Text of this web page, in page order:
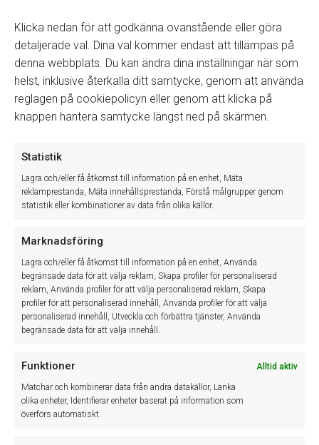
Klicka nedan för att godkänna ovanstående eller göra
detaljerade val. Dina val kommer endast att tillämpas på
denna webbplats. Du kan ändra dina inställningar när som
helst, inklusive återkalla ditt samtycke, genom att använda
reglagen på cookiepolicyn eller genom att klicka på
knappen hantera samtycke längst ned på skärmen.
Statistik
Lagra och/eller få åtkomst till information på en enhet, Mäta
reklamprestanda, Mäta innehållsprestanda, Förstå målgrupper genom
statistik eller kombinationer av data från olika källor.
Marknadsföring
Lagra och/eller få åtkomst till information på en enhet, Använda
begränsade data för att välja reklam, Skapa profiler för personaliserad
reklam, Använda profiler för att välja personaliserad reklam, Skapa
profiler för att personaliserad innehåll, Använda profiler för att välja
personaliserad innehåll, Utveckla och förbättra tjänster, Använda
begränsade data för att välja innehåll.
Funktioner Alltid aktiv
Matchar och kombinerar data från andra datakällor, Länka
olika enheter, Identifierar enheter baserat på information som
överförs automatiskt.
Avslutade avtal över period = Visar alla avslutade och
bokförda avtal. I denna vy visas slutliga vinst/förlust under
rubriken ”Saldo”. Du kan även se vilken dag den är avslutad.
Förändring över period = Visar endast förändringen i avtalen
under en angiven period. Denna används för att underlätta
raderna fakturerat och utnyttjat jämföras mot en huvudbok på
balanskontot för serviceavtal.
Läs mer Periodisering serviceavtal
Tillbaka till manualer
Winassist System AB